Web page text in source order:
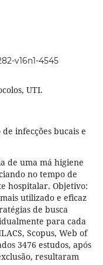
v16n1-4545
UTI.
infecções bucais e
de uma má higiene
no tempo de
hospitalar. Objetivo:
utilizado e eficaz
de busca
para cada
Scopus, Web of
3476 estudos, após
resultaram